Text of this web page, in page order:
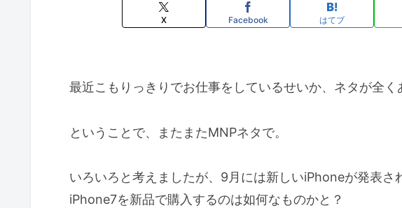
X Facebook はてブ
最近こもりっきりでお仕事をしているせいか、ネタが全く
ということで、またまたMNPネタで。
いろいろと考えましたが、9月には新しいiPhoneが発表さ
iPhone7を新品で購入するのは如何なものかと？